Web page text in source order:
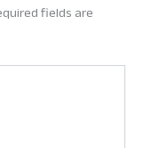
fields are